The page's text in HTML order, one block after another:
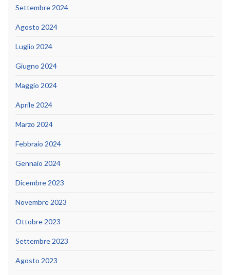
Settembre 2024
Agosto 2024
Luglio 2024
Giugno 2024
Maggio 2024
Aprile 2024
Marzo 2024
Febbraio 2024
Gennaio 2024
Dicembre 2023
Novembre 2023
Ottobre 2023
Settembre 2023
Agosto 2023